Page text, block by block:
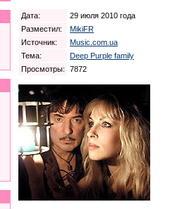
Дата:
29 июля 2010 года
Разместил:
MikiFR
Источник:
Music.com.ua
Тема:
Deep Purple family
Просмотры:
7872